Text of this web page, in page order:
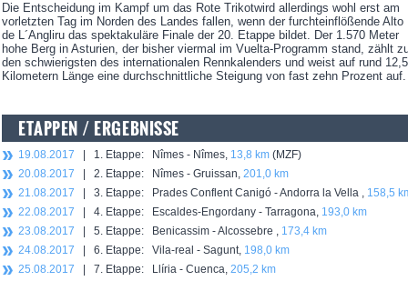
Die Entscheidung im Kampf um das Rote Trikotwird allerdings wohl erst am
vorletzten Tag im Norden des Landes fallen, wenn der furchteinflößende Alto
de L´Angliru das spektakuläre Finale der 20. Etappe bildet. Der 1.570 Meter
hohe Berg in Asturien, der bisher viermal im Vuelta-Programm stand, zählt
den schwierigsten des internationalen Rennkalenders und weist auf rund 12,5
Kilometern Länge eine durchschnittliche Steigung von fast zehn Prozent auf.
ETAPPEN / ERGEBNISSE
19.08.2017 | 1. Etappe: Nîmes - Nîmes, 13,8 km (MZF)
20.08.2017 | 2. Etappe: Nîmes - Gruissan, 201,0 km
21.08.2017 | 3. Etappe: Prades Conflent Canigó - Andorra la Vella , 158,5
22.08.2017 | 4. Etappe: Escaldes-Engordany - Tarragona, 193,0 km
23.08.2017 | 5. Etappe: Benicassim - Alcossebre , 173,4 km
24.08.2017 | 6. Etappe: Vila-real - Sagunt, 198,0 km
25.08.2017 | 7. Etappe: Llíria - Cuenca, 205,2 km